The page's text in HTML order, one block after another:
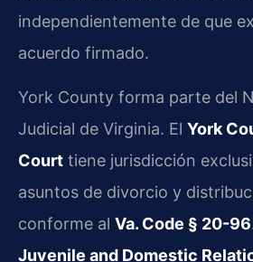
independientemente de que
acuerdo firmado.
York County forma parte del
Judicial de Virginia. El York
Court tiene jurisdicción
asuntos de divorcio y
conforme al Va. Code § 20-96
Juvenile and Domestic